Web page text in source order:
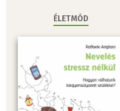
ÉLETMÓD